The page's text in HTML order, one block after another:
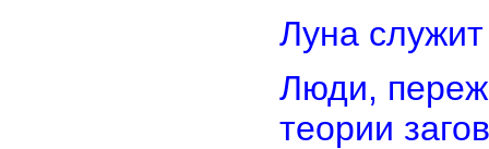
Луна
Люди,
теории